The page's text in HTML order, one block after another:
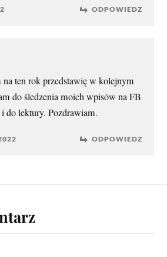
ODPOWIEDZ
na ten rok przedstawię w kolejnym
do śledzenia moich wpisów na FB
do lektury. Pozdrawiam.
ODPOWIEDZ